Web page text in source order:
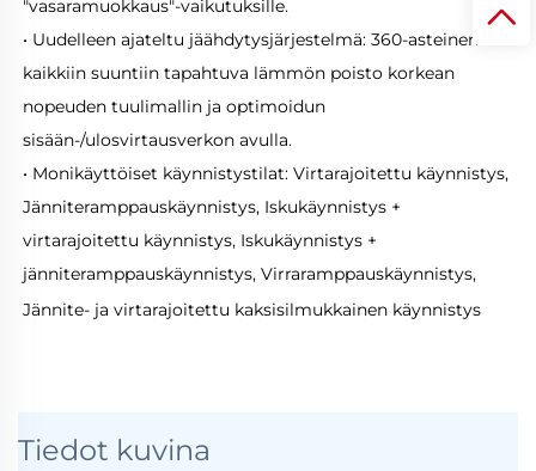
"vasaramuokkaus"-vaikutuksille.
• Uudelleen ajateltu jäähdytysjärjestelmä: 360-asteinen
kaikkiin suuntiin tapahtuva lämmön poisto korkean
nopeuden tuulimallin ja optimoidun
sisään-/ulosvirtausverkon avulla.
• Monikäyttöiset käynnistystilat: Virtarajoitettu käynnistys,
Jänniteramppauskäynnistys, Iskukäynnistys +
virtarajoitettu käynnistys, Iskukäynnistys +
jänniteramppauskäynnistys, Virraramppauskäynnistys,
Jännite- ja virtarajoitettu kaksisilmukkainen käynnistys
Tiedot kuvina